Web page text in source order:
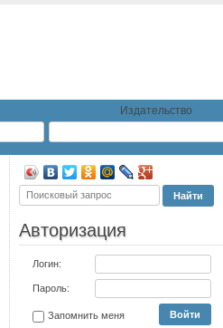
Издательство
Авторизация
Логин:
Пароль:
Запомнить меня